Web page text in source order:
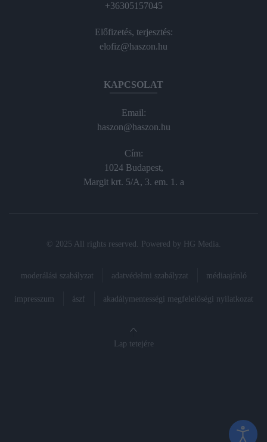
+36305157045
Előfizetés, terjesztés:
elofiz@haszon.hu
KAPCSOLAT
Email:
haszon@haszon.hu
Cím:
1024 Budapest,
Margit krt. 5/A, 3. em. 1. a
© 2025 All rights reserved. Powered by HG Media.
moderálási szabályzat adatvédelmi szabályzat médiaajánló
impresszum ászf akadálymentességi megfelelőségi nyilatkozat
Lap tetejére